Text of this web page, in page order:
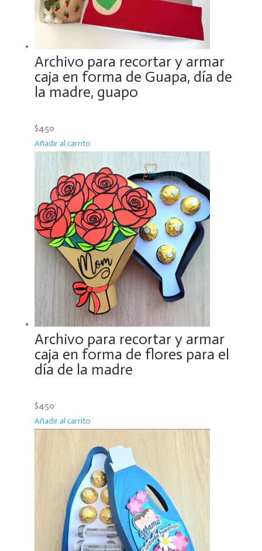
Archivo para recortar y armar
caja en forma de Guapa, día de
la madre, guapo
$4.50
Añadir al carrito
Archivo para recortar y armar
caja en forma de flores para el
día de la madre
$4.50
Añadir al carrito